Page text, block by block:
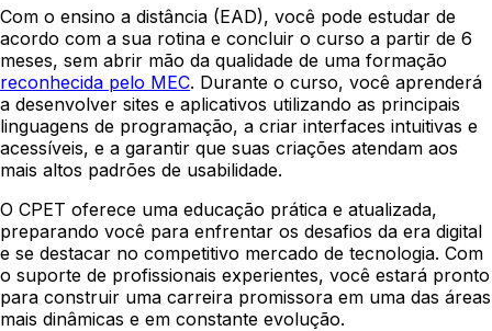
Com o ensino a distância (EAD), você pode estudar de
acordo com a sua rotina e concluir o curso a partir de 6
meses, sem abrir mão da qualidade de uma formação
reconhecida pelo MEC. Durante o curso, você aprenderá
a desenvolver sites e aplicativos utilizando as principais
linguagens de programação, a criar interfaces intuitivas e
acessíveis, e a garantir que suas criações atendam aos
mais altos padrões de usabilidade.
O CPET oferece uma educação prática e atualizada,
preparando você para enfrentar os desafios da era digital
e se destacar no competitivo mercado de tecnologia. Com
o suporte de profissionais experientes, você estará pronto
para construir uma carreira promissora em uma das áreas
mais dinâmicas e em constante evolução.